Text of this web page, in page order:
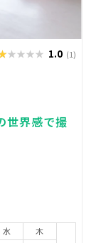
1.0 (1)
世界感で撮
水
木